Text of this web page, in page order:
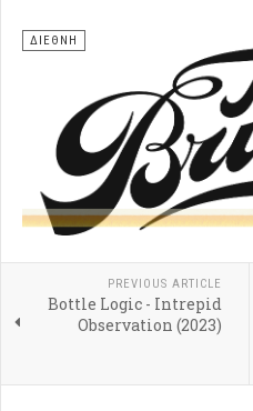
ΔΙΕΘΝΗ
PREVIOUS ARTICLE
Bottle Logic - Intrepid
Observation (2023)